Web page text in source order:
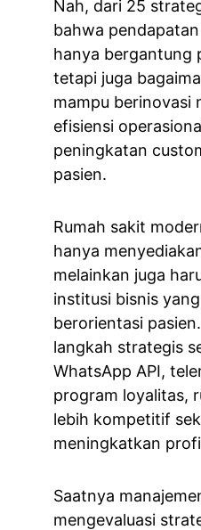
Nah, dari 25
bahwa
hanya bergantung
tetapi juga
mampu berinovasi
efisiensi
peningkatan
pasien.
Rumah sakit
hanya
melainkan juga
institusi bisnis
berorientasi
langkah strategis
WhatsApp API,
program loyalitas,
lebih kompetitif
meningkatkan
Saatnya
mengevaluasi